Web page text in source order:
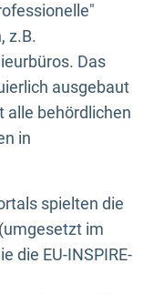
z.B.
Das
ausgebaut
alle behördlichen
in
spielten die
im
die EU-INSPIRE-